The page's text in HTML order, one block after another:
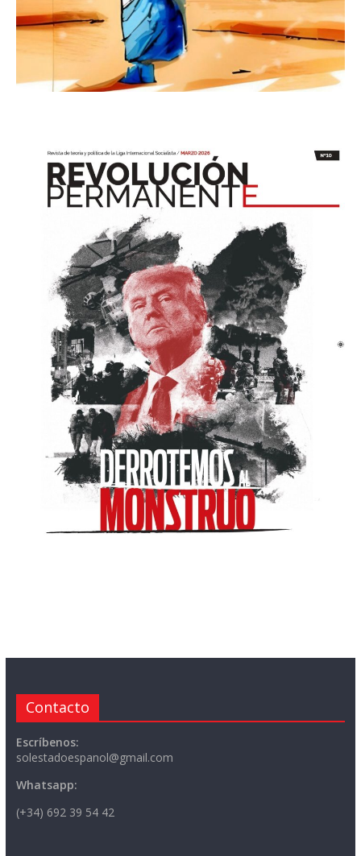
Contacto
Escríbenos:
solestadoespanol@gmail.com
Whatsapp:
(+34) 692 39 54 42